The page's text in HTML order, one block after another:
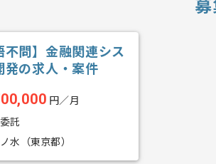
不問】金融関連シス
発の求人・案件
円／月
託
水（東京都）